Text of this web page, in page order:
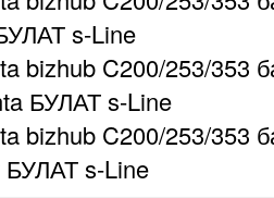
s-Line
bizhub C200/253/353
БУЛАТ s-Line
bizhub C200/253/353
БУЛАТ s-Line